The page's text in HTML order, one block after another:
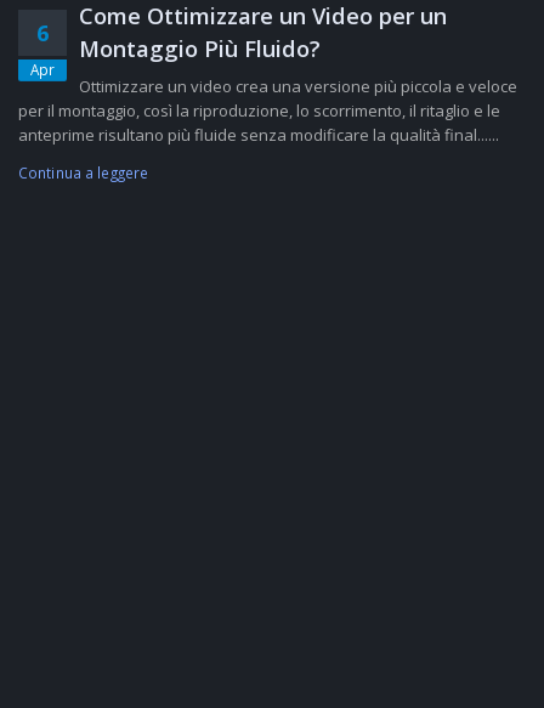
6
Apr
Come Ottimizzare un Video per un
Montaggio Più Fluido?
Ottimizzare un video crea una versione più piccola e veloce
per il montaggio, così la riproduzione, lo scorrimento, il ritaglio e le
anteprime risultano più fluide senza modificare la qualità final......
Continua a leggere